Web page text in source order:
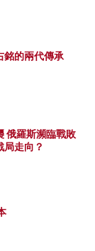
銘的兩代傳承
俄羅斯瀕臨戰敗
局走向？